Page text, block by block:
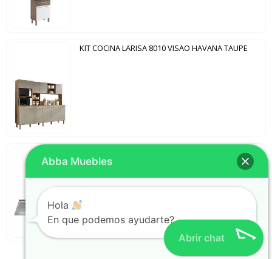
KIT COCINA LARISA 8010 VISAO HAVANA TAUPE
Abrir chat
Abba Muebles
Hola
En que podemos ayudarte?